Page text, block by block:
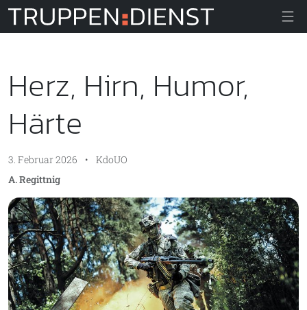
Truppendienst
Herz, Hirn, Humor,
Härte
3. Februar 2026 •
KdoUO
A. Regittnig